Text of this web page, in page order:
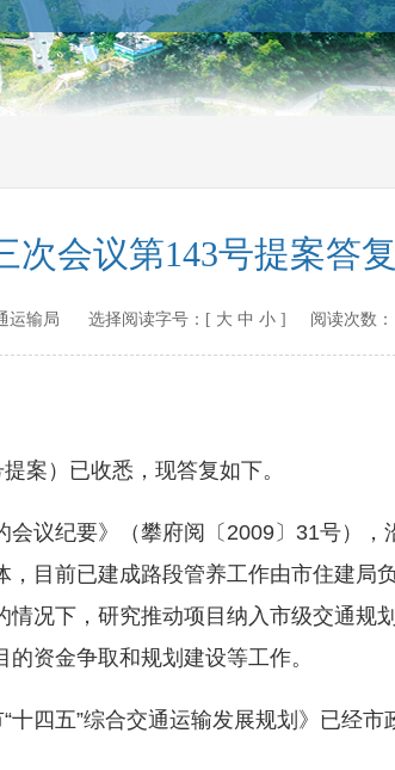
会议第143号提案答
运输局 选择阅读字号：[ 大 中 小 ] 阅读次数：
）已收悉，现答复如下。
议纪要》（攀府阅〔2009〕31号），
目前已建成路段管养工作由市住建局
况下，研究推动项目纳入市级交通规
资金争取和规划建设等工作。
四五”综合交通运输发展规划》已经市